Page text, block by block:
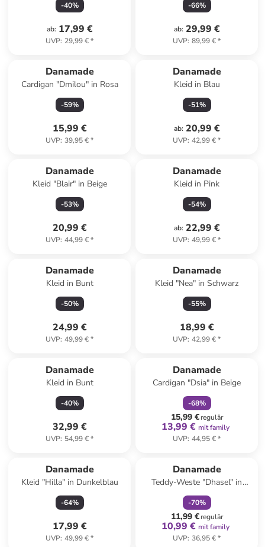
-40%
ab: 17,99 €
UVP: 29,99 €*
-66%
ab: 29,99 €
UVP: 89,99 €*
Danamade
Cardigan "Dmilou" in Rosa
-59%
15,99 €
UVP: 39,95 €*
Danamade
Kleid in Blau
-51%
ab: 20,99 €
UVP: 42,99 €*
Danamade
Kleid "Blair" in Beige
-53%
20,99 €
UVP: 44,99 €*
Danamade
Kleid in Pink
-54%
ab: 22,99 €
UVP: 49,99 €*
Danamade
Kleid in Bunt
-50%
24,99 €
UVP: 49,99 €*
Danamade
Kleid "Nea" in Schwarz
-55%
18,99 €
UVP: 42,99 €*
Danamade
Kleid in Bunt
-40%
32,99 €
UVP: 54,99 €*
Danamade
Cardigan "Dsia" in Beige
-68%
15,99 €regulär
13,99 € mit family
UVP: 44,95 €*
Danamade
Kleid "Hilla" in Dunkelblau
-64%
17,99 €
UVP: 49,99 €*
Danamade
Teddy-Weste "Dhasel" in
Schwarz
-70%
11,99 €regulär
10,99 € mit family
UVP: 36,95 €*